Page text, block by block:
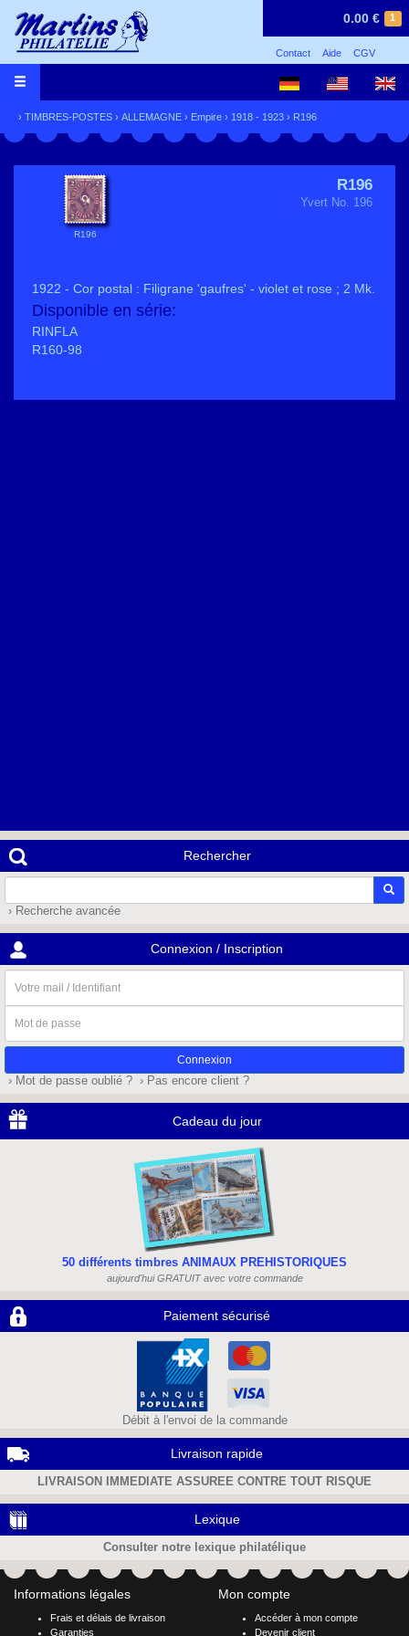
1
0.00 €
Contact Aide CGV
› TIMBRES-POSTES › ALLEMAGNE › Empire › 1918 - 1923 › R196
R196
R196
Yvert No. 196
1922 - Cor postal : Filigrane 'gaufres' - violet et rose ; 2 Mk.
Disponible en série:
RINFLA
R160-98
Rechercher
› Recherche avancée
Connexion / Inscription
mail
/
Identifiant
de
passe
› Mot de passe oublié ? › Pas encore client ?
Cadeau du jour
50 différents timbres ANIMAUX PREHISTORIQUES
aujourd'hui GRATUIT avec votre commande
Paiement sécurisé
Débit à l'envoi de la commande
Livraison rapide
LIVRAISON IMMEDIATE ASSUREE CONTRE TOUT RISQUE
Lexique
Consulter notre lexique philatélique
Informations légales
Frais et délais de livraison
Garanties
Mon compte
Accéder à mon compte
Devenir client